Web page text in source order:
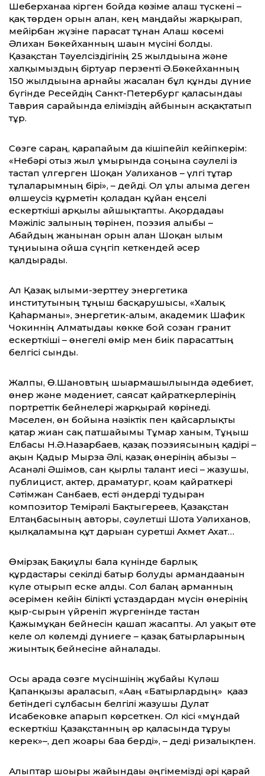
Шеберханаға кірген бойда көзіме алғаш түскені –
қақ төрден орын алған, кең маңдайы жарқырап,
мейірбан жүзіне парасат тұнған Алаш көсемі
Әлихан Бөкейханның шағын мүсіні болды.
Қазақстан Тәуелсіздігінің 25 жылдығына және
халқымыздың біртуар перзенті Ә.Бөкейханның
150 жылдығына арнайы жасалған бұл құнды дүние
бүгінде Ресейдің Санкт-Петербург қаласындағы
Таврия сарайында еліміздің айбынын асқақтатып
тұр.
Сөзге сараң, қара­пайым да кішіпейіл кейіпкерім:
«Не­бә­рі отыз жыл ғұмы­рында соңына сәу­лелі із
тастап үлгерген Шоқан Уәлиханов – үлгі тұтар
тұлғаларымның бірі», – дейді. Ол ұлы ғалымға деген
өлшеусіз құрметін қоладан құйған еңселі
ескерткіші арқылы айшықтапты. Ақордадағы
Мәжіліс залының төрінен, поэзия алыбы –
Абайдың жанынан орын алған Шоқан ғылым
тұңғиығына ойша сүңгіп кеткендей әсер
қалдырады.
Ал Қазақ ғылыми-зерттеу энергетика
институтының тұңғыш басқарушысы, «Халық
Қаһарманы», энергетик-ғалым, академик Шафик
Чокиннің Алматыдағы көкке бой созған гранит
ескерткіші – өнегелі өмір мен биік парасаттың
белгісі сынды.
Жалпы, Ө.Шановтың шығармашылығында әдебиет,
өнер және мәдениет, саясат қайраткерлерінің
портреттік бейнелері жарқырай көрінеді.
Мәселен, өн бойына нәзіктік пен қайсарлықты
қатар жиған сақ патшайымы Тұмар ханым, Тұңғыш
Елбасы Н.Ә.Назарбаев, қазақ поэзиясының қадірі –
ақын Қадыр Мырза Әлі, қазақ өнерінің абызы –
Асанәлі Әшімов, сан қырлы талант иесі – жазушы,
публицист, актер, драматург, қоғам қайраткері
Сәтімжан Санбаев, есті әндерді тудырған
композитор Темірәлі Бақтыгереев, Қазақстан
Елтаңбасының авторы, сәулетші Шота Уәлиханов,
қылқаламына құт дарыған суретші Ахмет Ахат…
Өмірзақ Бақиұлы бала күнінде барлық
құрдастары секілді батыр болуды армандағанын
күле отырып еске алды. Сол балаң арманның
әсерімен кейін білікті ұстаздардан мүсін өнерінің
қыр-сырын үйреніп жүргенінде тастан
Қажымұқан бейнесін қашап жасапты. Ал уақыт өте
келе ол көлемді дүниеге – қазақ батырларының
жиынтық бейнесіне айналады.
Осы арада сөзге мүсіншінің жұбайы Күләш
Қапанқызы араласып, «Ағаң «Батырлардың» қағаз
бетіндегі сұлбасын белгілі жазушы Дулат
Исабековке апарып көрсеткен. Ол кісі «мұндай
ескерткіш Қазақстанның әр қаласында тұруы
керек»–, деп жоғары баға берді», – деді ризалықпен.
Алыптар шоғыры жайындағы әңгімемізді әрі қарай